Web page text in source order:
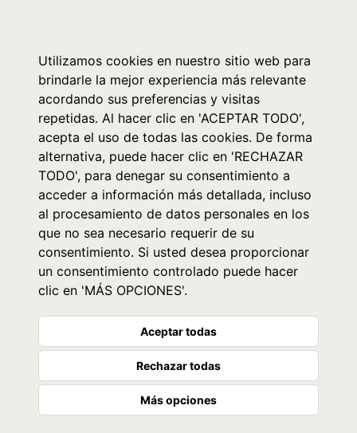
Utilizamos cookies en nuestro sitio web para
brindarle la mejor experiencia más relevante
acordando sus preferencias y visitas
repetidas. Al hacer clic en 'ACEPTAR TODO',
acepta el uso de todas las cookies. De forma
alternativa, puede hacer clic en 'RECHAZAR
TODO', para denegar su consentimiento a
acceder a información más detallada, incluso
al procesamiento de datos personales en los
que no sea necesario requerir de su
consentimiento. Si usted desea proporcionar
un consentimiento controlado puede hacer
clic en 'MÁS OPCIONES'.
Aceptar todas
Rechazar todas
Más opciones